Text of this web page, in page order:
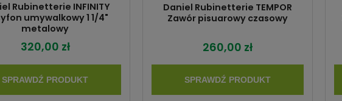
Rubinetterie INFINITY
umywalkowy 1 1/4"
metalowy
320,00 zł
SPRAWDŹ PRODUKT
Daniel Rubinetterie TEMPOR
Zawór pisuarowy czasowy
260,00 zł
SPRAWDŹ PRODUKT